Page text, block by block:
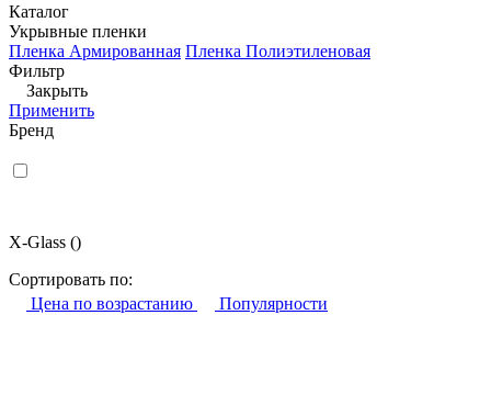
Каталог
Укрывные пленки
Пленка Армированная Пленка Полиэтиленовая
Фильтр
Закрыть
Применить
Бренд
X-Glass ()
Сортировать по:
Цена по возрастанию
Популярности